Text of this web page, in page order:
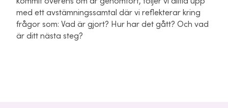
med ett avstämningssamtal där vi reflekterar kring
frågor som: Vad är gjort? Hur har det gått? Och vad
är ditt nästa steg?